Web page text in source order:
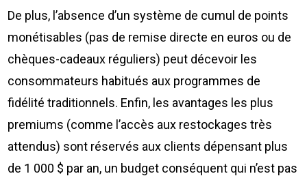
De plus, l’absence d’un système de cumul de points
monétisables (pas de remise directe en euros ou de
chèques-cadeaux réguliers) peut décevoir les
consommateurs habitués aux programmes de
fidélité traditionnels. Enfin, les avantages les plus
premiums (comme l’accès aux restockages très
attendus) sont réservés aux clients dépensant plus
de 1 000 $ par an, un budget conséquent qui n’est pas